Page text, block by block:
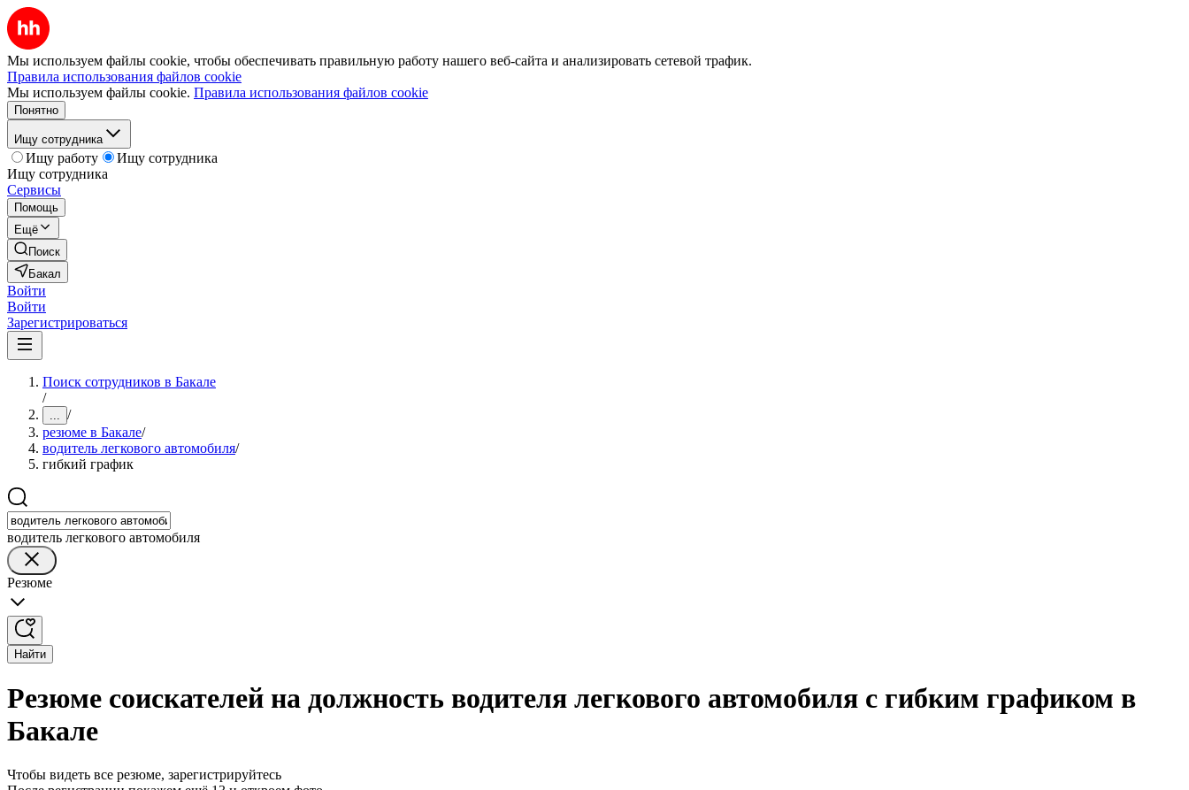
Мы используем файлы cookie, чтобы обеспечивать правильную работу нашего веб-сайта и анализировать сетевой трафик.
Правила использования файлов cookie
Мы используем файлы cookie. Правила использования файлов cookie
Понятно
Ищу сотрудника
Ищу работу
Ищу сотрудника
Ищу сотрудника
Сервисы
Помощь
Ещё
Поиск
Бакал
Войти
Войти
Зарегистрироваться
Поиск сотрудников в Бакале
/
... /
резюме в Бакале/
водитель легкового автомобиля/
гибкий график
водитель легкового автомобиля
Резюме
Найти
Резюме соискателей на должность водителя легкового автомобиля с гибким графиком в
Бакале
Чтобы видеть все резюме, зарегистрируйтесь